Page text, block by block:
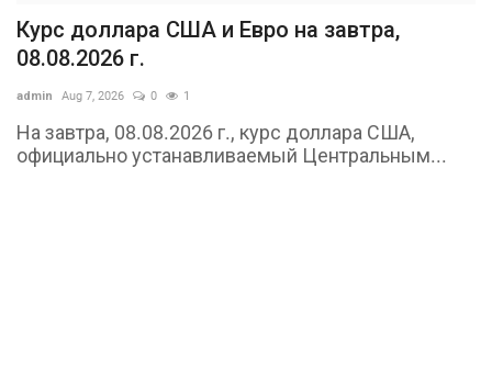
Курс доллара США и Евро на завтра,
08.08.2026 г.
admin Aug 7, 2026 0 1
На завтра, 08.08.2026 г., курс доллара США,
официально устанавливаемый Центральным...